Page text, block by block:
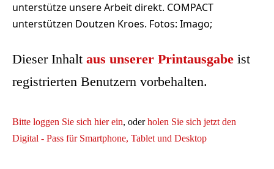
unterstütze unsere Arbeit direkt. COMPACT
unterstützen Doutzen Kroes. Fotos: Imago;
Dieser Inhalt aus unserer Printausgabe ist
registrierten Benutzern vorbehalten.
Bitte loggen Sie sich hier ein, oderholen Sie sich jetzt den
Digital - Pass für Smartphone, Tablet und Desktop